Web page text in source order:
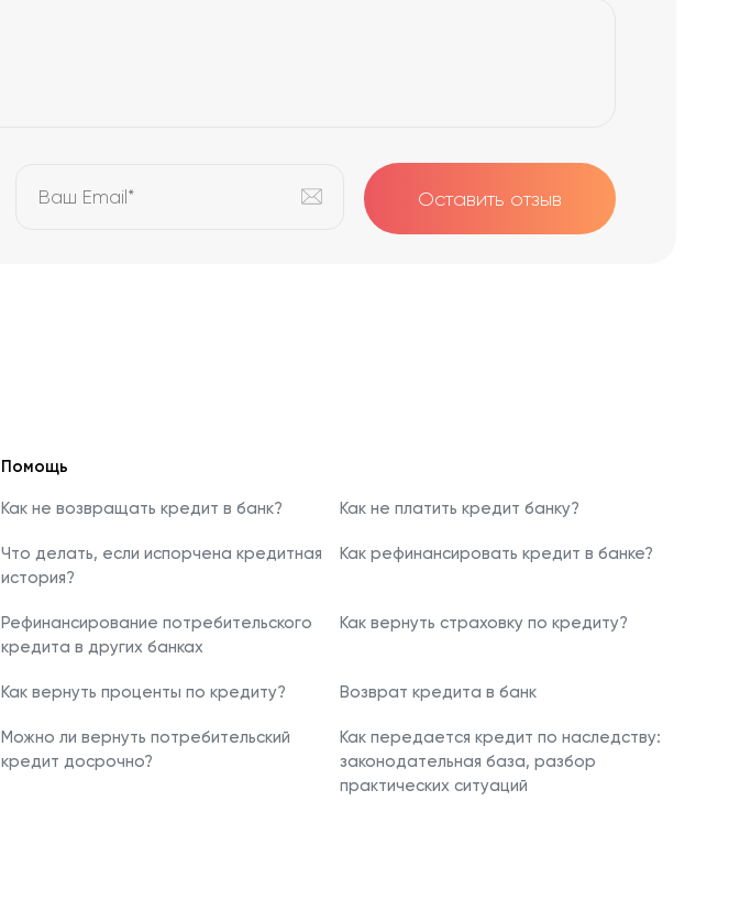
Помощь
Как не возвращать кредит в банк? Как не платить кредит банку?
Что делать, если испорчена кредитная
история?
Как рефинансировать кредит в банке?
Рефинансирование потребительского
кредита в других банках
Как вернуть страховку по кредиту?
Как вернуть проценты по кредиту? Возврат кредита в банк
Можно ли вернуть потребительский
кредит досрочно?
Как передается кредит по наследству:
законодательная база, разбор
практических ситуаций